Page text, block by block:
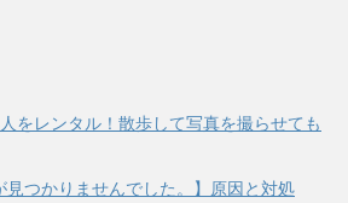
をレンタル！散歩して写真を撮らせても
見つかりませんでした。】原因と対処